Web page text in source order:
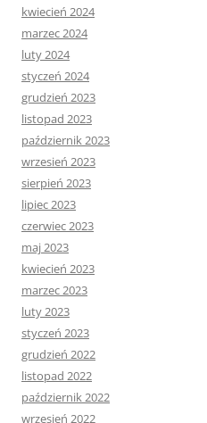
kwiecień 2024
marzec 2024
luty 2024
styczeń 2024
grudzień 2023
listopad 2023
październik 2023
wrzesień 2023
sierpień 2023
lipiec 2023
czerwiec 2023
maj 2023
kwiecień 2023
marzec 2023
luty 2023
styczeń 2023
grudzień 2022
listopad 2022
październik 2022
wrzesień 2022